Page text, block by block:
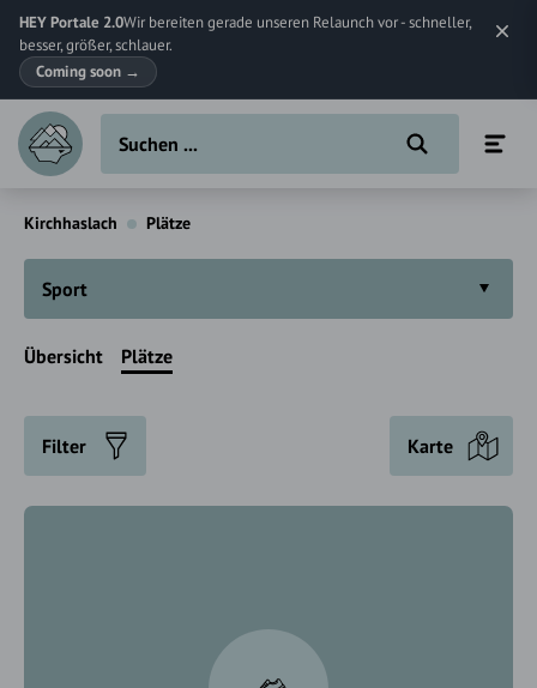
HEY Portale 2.0Wir bereiten gerade unseren Relaunch vor - schneller,
besser, größer, schlauer.
Coming soon →
Kirchhaslach Plätze
Sport
Übersicht Plätze
Filter Karte